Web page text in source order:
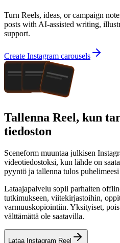
Turn Reels, ideas, or campaign
posts with AI-assisted writing,
support.
Create Instagram carousels
Tallenna Reel, kun
tiedoston
Sceneform muuntaa julkisen
videotiedostoksi, kun lähde on
pyyntö ja tallenna tulos
Lataajapalvelu sopii parhaiten
tutkimukseen, viitekirjastoihin,
varmuuskopiointiin. Yksityiset,
välttämättä ole saatavilla.
Lataa Instagram Reel